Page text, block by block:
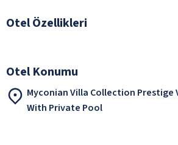
Otel Özellikleri
Otel Konumu
Myconian Villa Collection Prestige
With Private Pool